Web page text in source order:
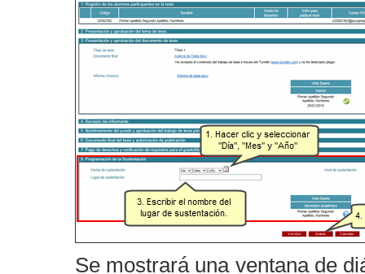
Se mostrará una ventana de